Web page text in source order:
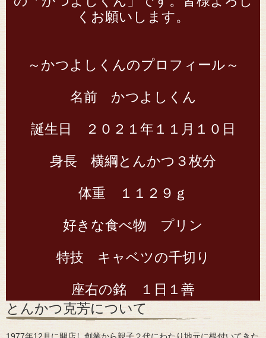
くお願いします。
～かつよしくんのプロフィール～
名前 かつよしくん
誕生日 ２０２１年１１月１０日
身長 横綱とんかつ３枚分
体重 １１２９ｇ
好きな食べ物 プリン
特技 キャベツの千切り
座右の銘 １日１善
とんかつ克芳について